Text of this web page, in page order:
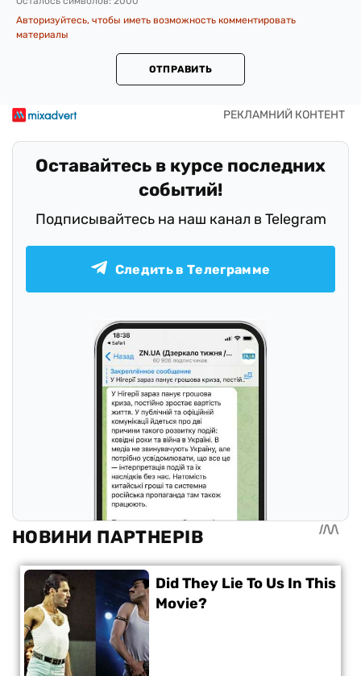
Авторизуйтесь, чтобы иметь возможность комментировать
материалы
ОТПРАВИТЬ
Оставайтесь в курсе последних
событий!
Подписывайтесь на наш канал в Telegram
Следить в Телеграмме